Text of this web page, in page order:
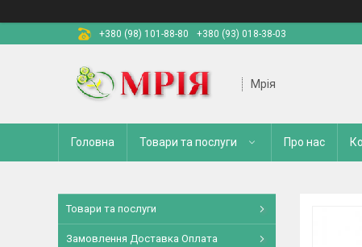
+380 (98) 101-88-80
+380 (93) 018-38-03
Мрія
Головна Товари та послуги Про нас
Товари та послуги
Замовлення Доставка Оплата